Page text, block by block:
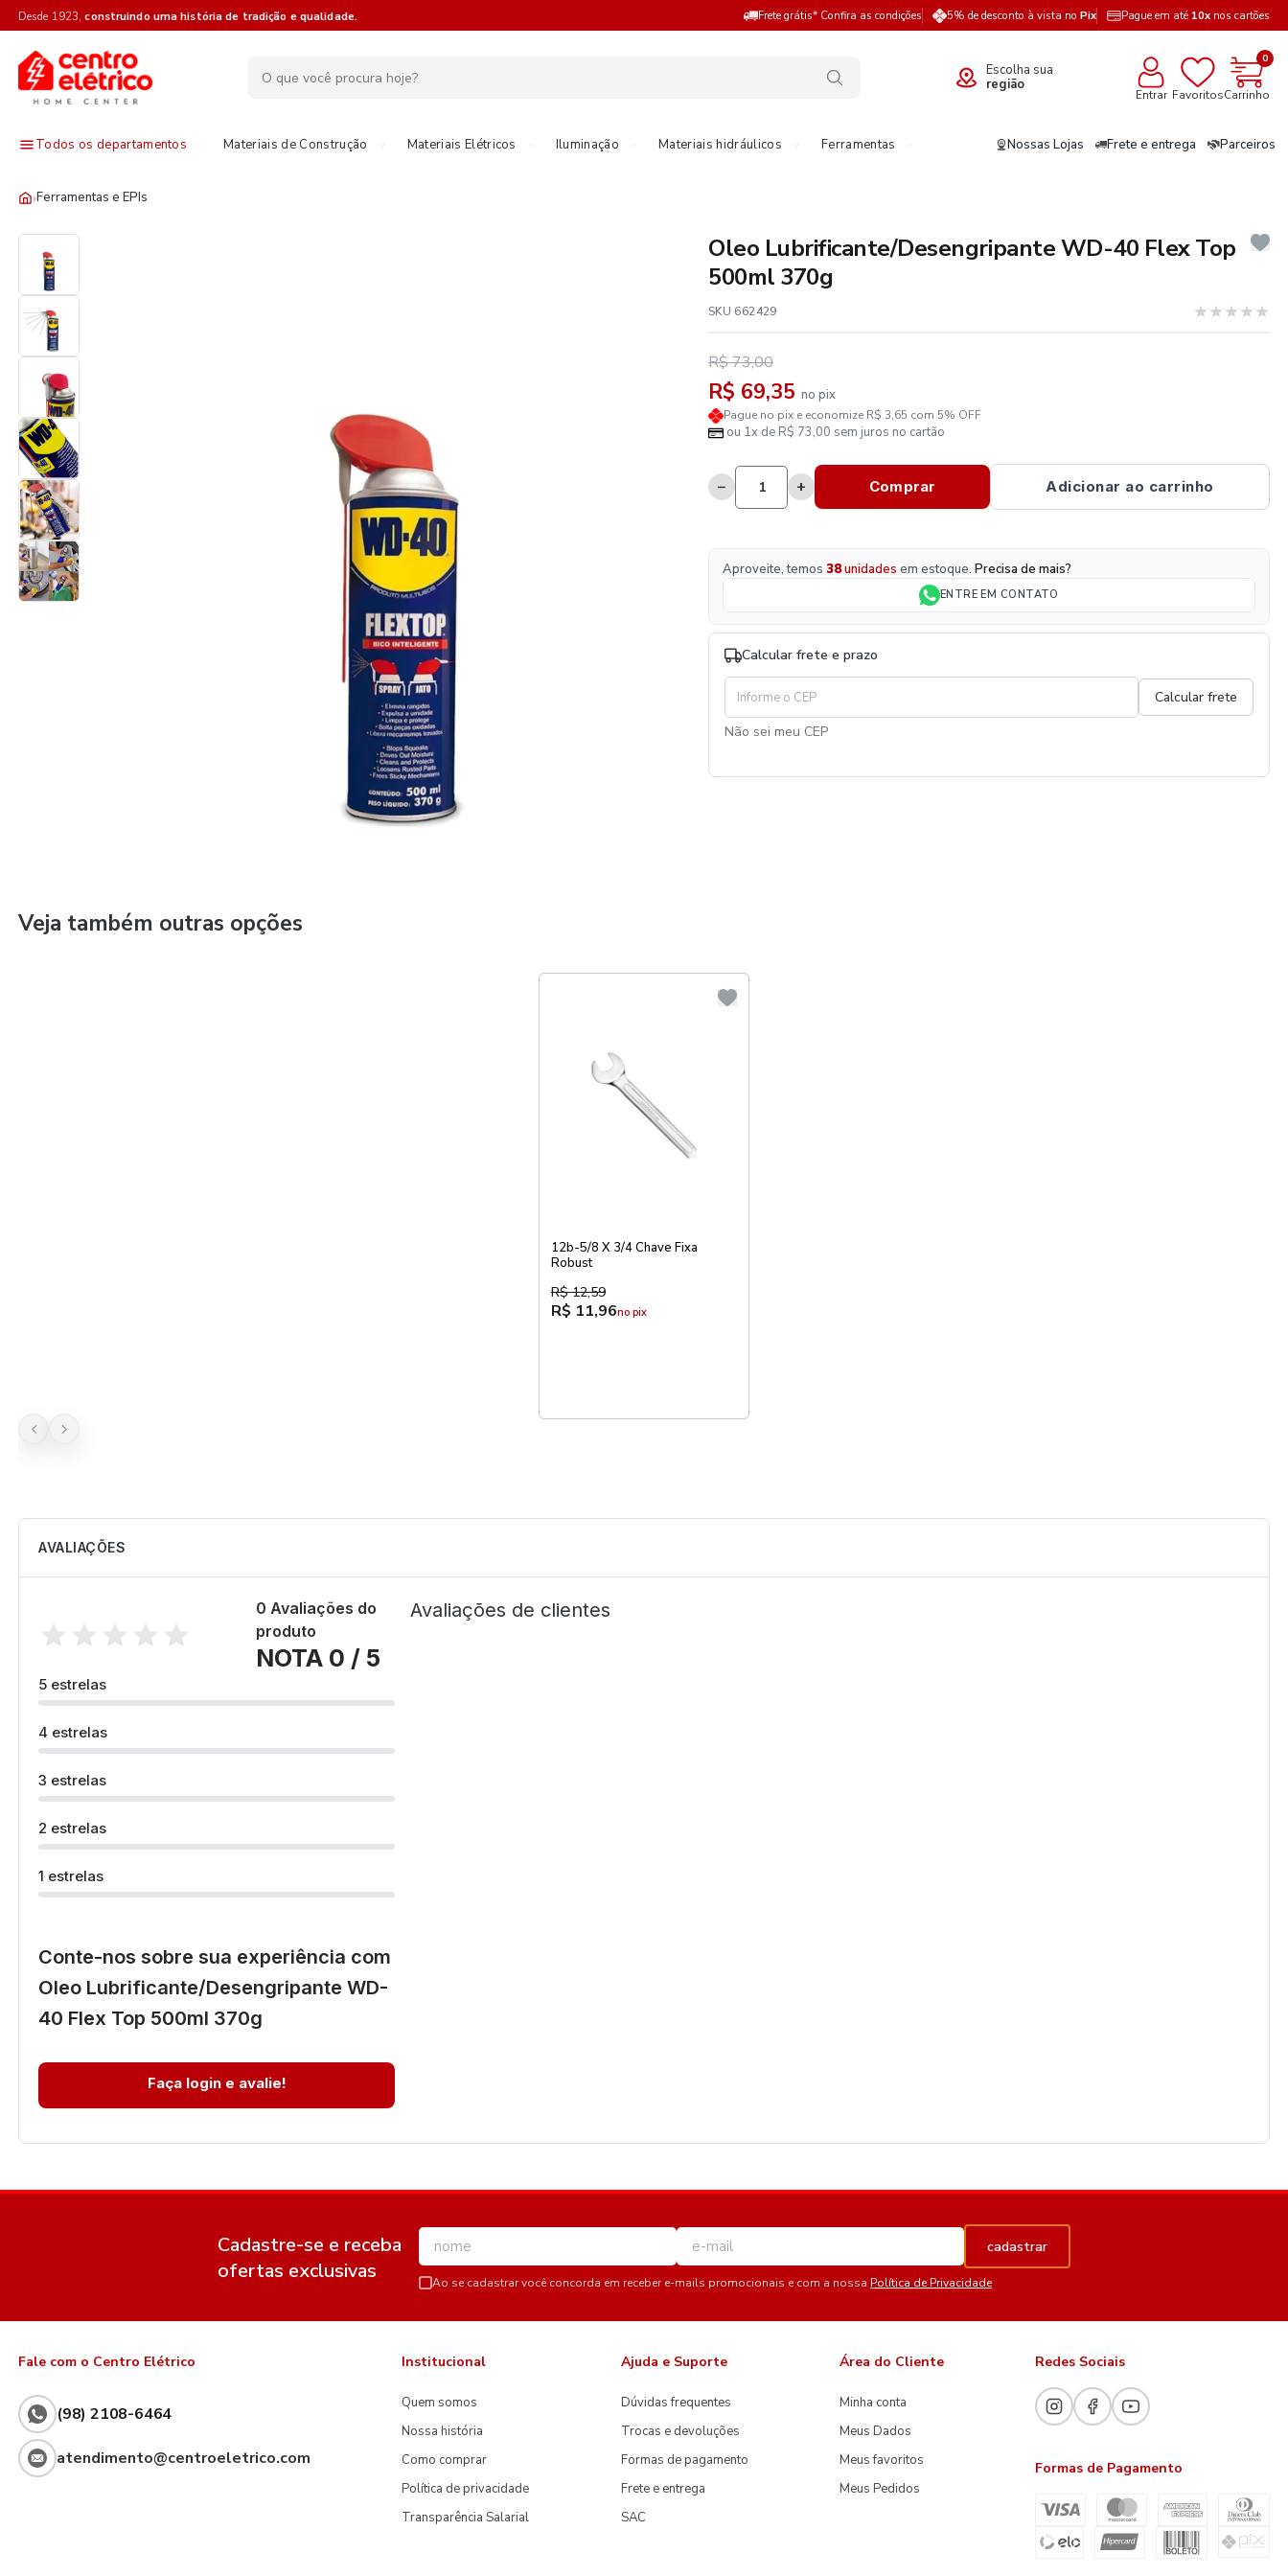
Desde 1923,construindo uma história de tradição e qualidade. Frete grátis* Confira as condições 5% de desconto à vista no Pix Pague em até 10x nos cartões
Escolha sua
região
Entrar Favoritos
0
Carrinho
Todos os departamentos Materiais de Construção Materiais Elétricos Iluminação Materiais hidráulicos Ferramentas Nossas Lojas Frete e entrega Parceiros
›Ferramentas e EPIs
Oleo Lubrificante/Desengripante WD-40 Flex Top
500ml 370g
SKU 662429
R$ 73,00
R$ 69,35 no pix
Pague no pix e economize R$ 3,65 com 5% OFF
ou 1x de R$ 73,00 sem juros no cartão
− + Comprar Adicionar ao carrinho
Aproveite, temos 38unidades em estoque. Precisa de mais?
ENTRE EM CONTATO
Calcular frete e prazo
Não sei meu CEP
Veja também outras opções
12b-5/8 X 3/4 Chave Fixa
Robust
R$ 12,59
R$ 11,96no pix
AVALIAÇÕES
0 Avaliações do
produto
NOTA 0 / 5
5 estrelas
4 estrelas
3 estrelas
2 estrelas
1 estrelas
Conte-nos sobre sua experiência com
Oleo Lubrificante/Desengripante WD-
40 Flex Top 500ml 370g
Faça login e avalie!
Avaliações de clientes
Cadastre-se e receba
ofertas exclusivas
cadastrar
Ao se cadastrar você concorda em receber e-mails promocionais e com a nossa Política de Privacidade
Fale com o Centro Elétrico
(98) 2108-6464
atendimento@centroeletrico.com
Institucional
Quem somos
Nossa história
Como comprar
Política de privacidade
Transparência Salarial
Ajuda e Suporte
Dúvidas frequentes
Trocas e devoluções
Formas de pagamento
Frete e entrega
SAC
Área do Cliente
Minha conta
Meus Dados
Meus favoritos
Meus Pedidos
Redes Sociais
Formas de Pagamento